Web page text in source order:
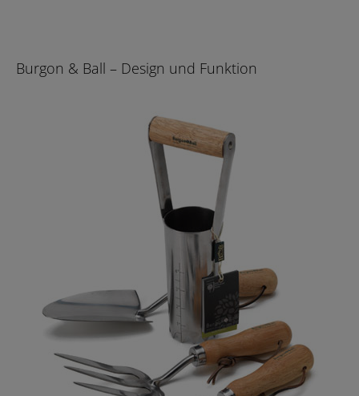
Burgon & Ball – Design und Funktion